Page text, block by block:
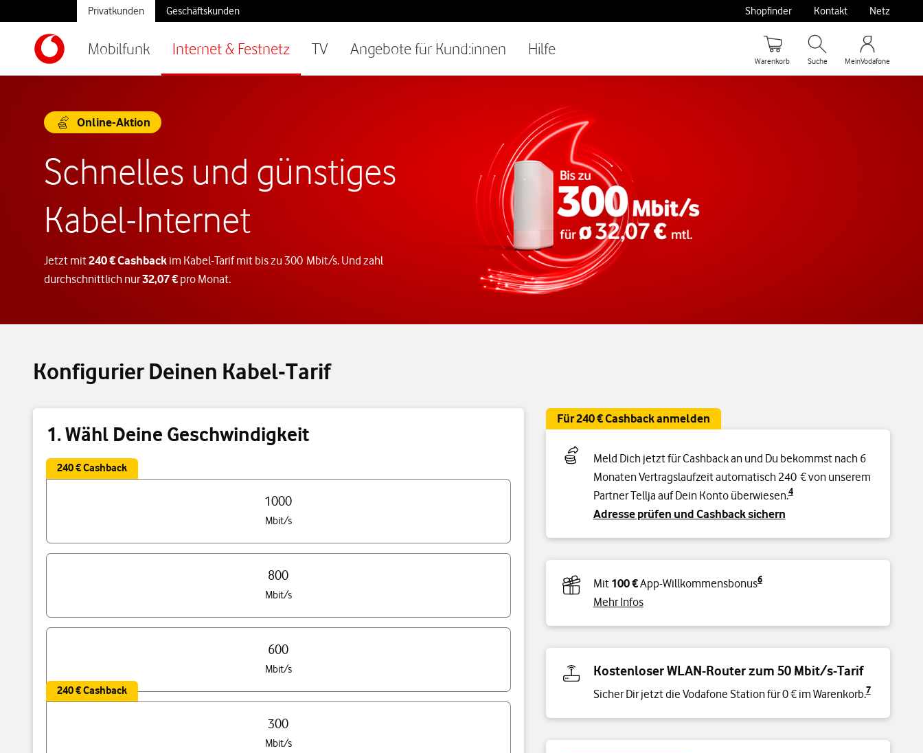
Mobilfunk Internet & Festnetz TV Angebote für Kund:innen Hilfe
Privatkunden Geschäftskunden Shopfinder Kontakt Netz
Warenkorb Suche MeinVodafone
Online-Aktion
Schnelles und günstiges
Kabel-Internet
Jetzt mit240 € Cashback im Kabel-Tarif mit bis zu 300 Mbit/s. Und zahl
durchschnittlich nur32,07 € pro Monat.
Konfigurier Deinen Kabel-Tarif
1. Wähl Deine Geschwindigkeit
240 € Cashback
1000
Mbit/s
800
Mbit/s
600
Mbit/s
240 € Cashback
300
Mbit/s
Für 240 € Cashback anmelden
Meld Dich jetzt für Cashback an und Du bekommst nach 6
Monaten Vertragslaufzeit automatisch 240 € von unserem
Partner Tellja auf Dein Konto überwiesen.4
Adresse prüfen und Cashback sichern
Mit 100 €App-Willkommensbonus6
Mehr Infos
Kostenloser WLAN-Router zum 50 Mbit/s-Tarif
Sicher Dir jetzt die Vodafone Station für 0 € im Warenkorb.7